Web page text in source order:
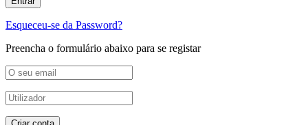
Esqueceu-se da Password?
Preencha o formulário abaixo para se registar